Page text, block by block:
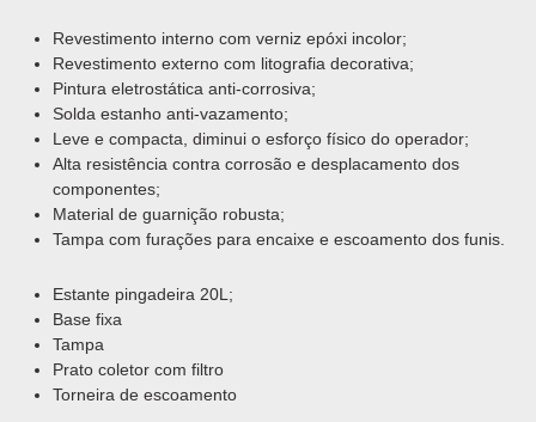
Revestimento interno com verniz epóxi incolor;
Revestimento externo com litografia decorativa;
Pintura eletrostática anti-corrosiva;
Solda estanho anti-vazamento;
Leve e compacta, diminui o esforço físico do operador;
Alta resistência contra corrosão e desplacamento dos
componentes;
Material de guarnição robusta;
Tampa com furações para encaixe e escoamento dos funis.
Estante pingadeira 20L;
Base fixa
Tampa
Prato coletor com filtro
Torneira de escoamento